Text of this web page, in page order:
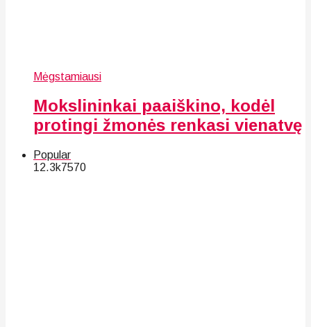
Mėgstamiausi
Mokslininkai paaiškino, kodėl
protingi žmonės renkasi vienatvę
Popular
12.3k7570